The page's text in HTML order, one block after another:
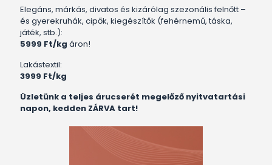
Elegáns, márkás, divatos és kizárólag szezonális felnőtt –
és gyerekruhák, cipők, kiegészítők (fehérnemű, táska,
játék, stb.):
5999 Ft/kg áron!
Lakástextil:
3999 Ft/kg
Üzletünk a teljes árucserét megelőző nyitvatartási
napon, kedden ZÁRVA tart!